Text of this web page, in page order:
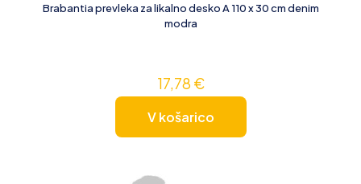
Brabantia prevleka za likalno desko A 110 x 30 cm denim
modra
17,78 €
V košarico